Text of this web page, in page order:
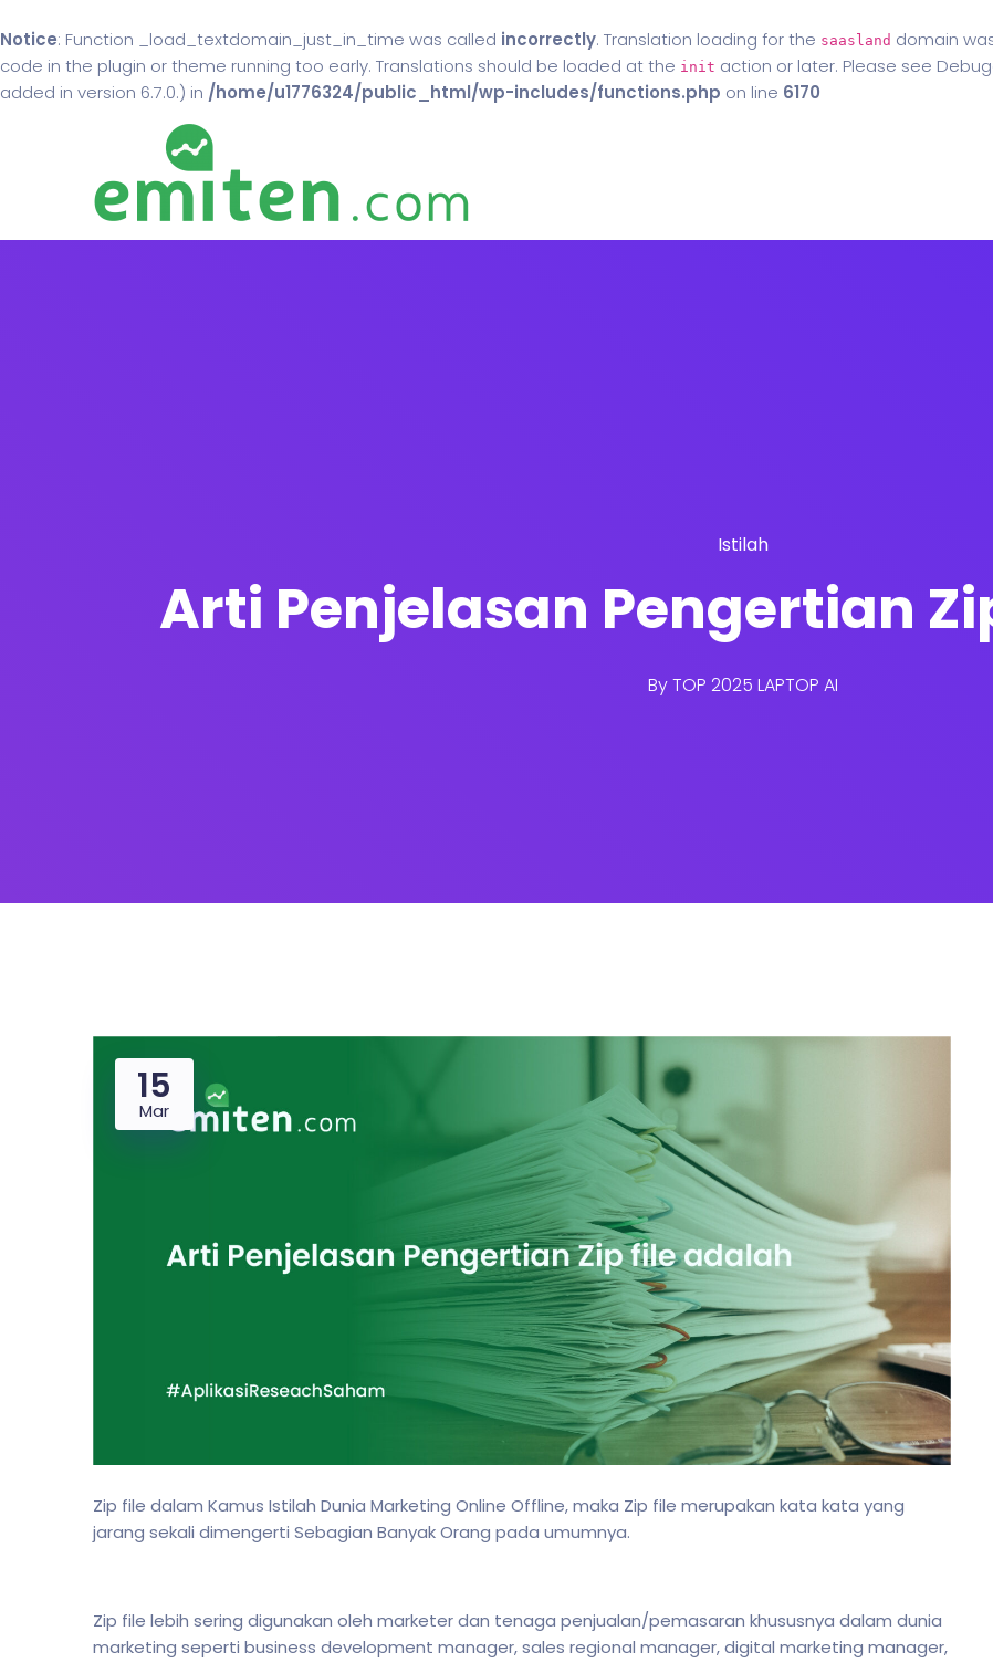
Notice: Function _load_textdomain_just_in_time was called incorrectly. Translation loading for the saasland domain
code in the plugin or theme running too early. Translations should be loaded at the init action or later. Please see
added in version 6.7.0.) in /home/u1776324/public_html/wp-includes/functions.php on line 6170
Istilah
Arti Penjelasan Pengertian
ByTOP 2025 LAPTOP AI
15
Mar
Zip file dalam Kamus Istilah Dunia Marketing Online Offline, maka Zip file merupakan kata kata yang
jarang sekali dimengerti Sebagian Banyak Orang pada umumnya.
Zip file lebih sering digunakan oleh marketer dan tenaga penjualan/pemasaran khususnya dalam dunia
marketing seperti business development manager, sales regional manager, digital marketing manager,